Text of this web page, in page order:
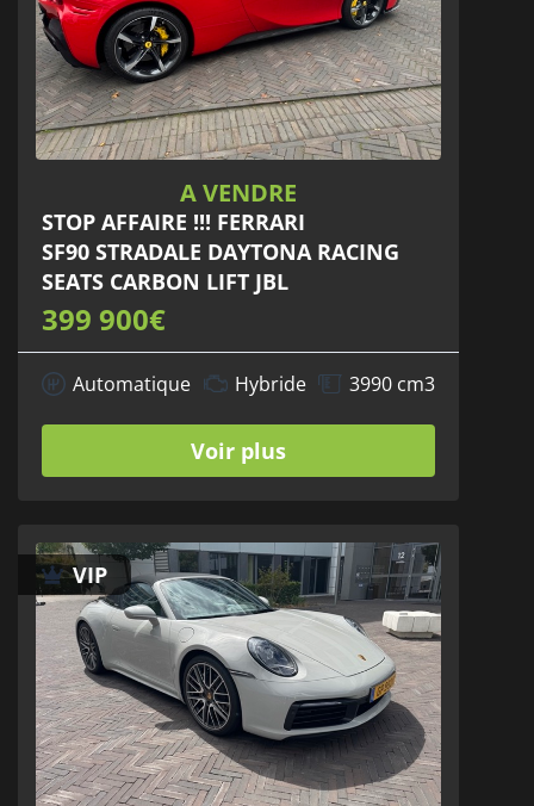
A VENDRE
STOP AFFAIRE !!! FERRARI
SF90 STRADALE DAYTONA RACING
SEATS CARBON LIFT JBL
399 900€
Automatique Hybride 3990 cm3
Voir plus
VIP